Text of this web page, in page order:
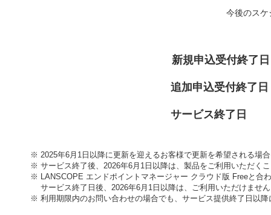
今後のスケ
新規申込受付終
追加申込受付終
サービス終了
※ 2025年6月1日以降に更新を迎えるお客様で更新を希望される場
※ サービス終了後、2026年6月1日以降は、製品をご利用いただく
※ LANSCOPE エンドポイントマネージャー クラウド版 Freeと合
サービス終了日後、2026年6月1日以降は、ご利用いただけませ
※ 利用期限内のお問い合わせの場合でも、サービス提供終了日以